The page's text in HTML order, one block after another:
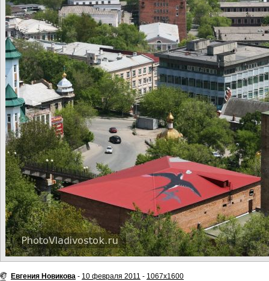
Евгения Новикова - 10 февраля 2011 - 1067x1600